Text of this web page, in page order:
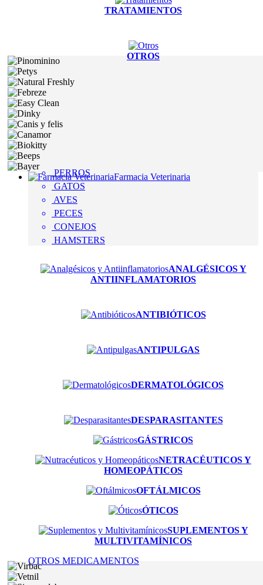
TRATAMIENTOS
OTROS
Farmacia Veterinaria
PERROS
GATOS
AVES
PECES
CONEJOS
HAMSTERS
ANALGÉSICOS Y
ANTIINFLAMATORIOS
ANTIBIÓTICOS
ANTIPULGAS
DERMATOLÓGICOS
DESPARASITANTES
GÁSTRICOS
NETRACÉUTICOS Y
HOMEOPÁTICOS
OFTÁLMICOS
ÓTICOS
SUPLEMENTOS Y
MULTIVITAMÍNICOS
OTROS MEDICAMENTOS